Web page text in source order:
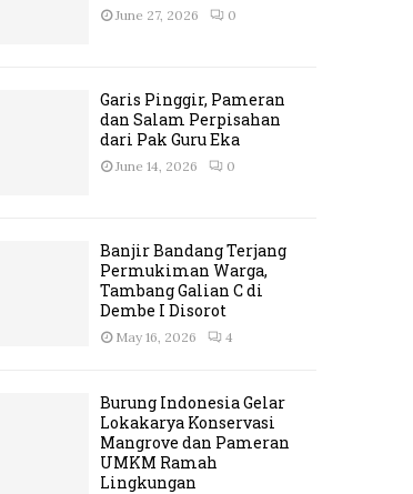
June 27, 2026 0
Garis Pinggir, Pameran
dan Salam Perpisahan
dari Pak Guru Eka
June 14, 2026 0
Banjir Bandang Terjang
Permukiman Warga,
Tambang Galian C di
Dembe I Disorot
May 16, 2026 4
Burung Indonesia Gelar
Lokakarya Konservasi
Mangrove dan Pameran
UMKM Ramah
Lingkungan